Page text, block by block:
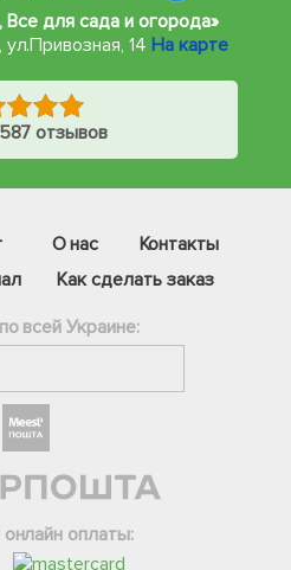
для сада и огорода»
, ул.Привозная, 14 На карте
отзывов
О нас
Контакты
Как сделать заказ
всей Украине:
оплаты:
Інстаграм
Онлайн чат